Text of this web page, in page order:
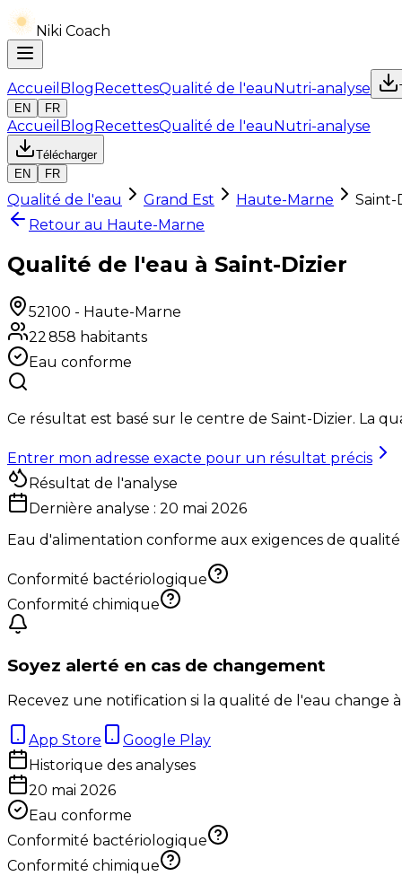
Niki Coach
Accueil BlogRecettesQualité de l'eauNutri-analyse
EN
FR
Accueil BlogRecettesQualité de l'eauNutri-analyse
Télécharger
EN
FR
Qualité de l'eau Grand Est Haute-Marne
Saint-
Retour au Haute-Marne
Qualité de l'eau à Saint-Dizier
52100 - Haute-Marne
22 858 habitants
Eau conforme
Ce résultat est basé sur le centre de Saint-Dizier. La
Entrer mon adresse exacte pour un résultat précis
Résultat de l'analyse
Dernière analyse : 20 mai 2026
Eau d'alimentation conforme aux exigences de
Conformité bactériologique
Conformité chimique
Soyez alerté en cas de changement
Recevez une notification si la qualité de l'eau change
App Store
Google Play
Historique des analyses
20 mai 2026
Eau conforme
Conformité bactériologique
Conformité chimique